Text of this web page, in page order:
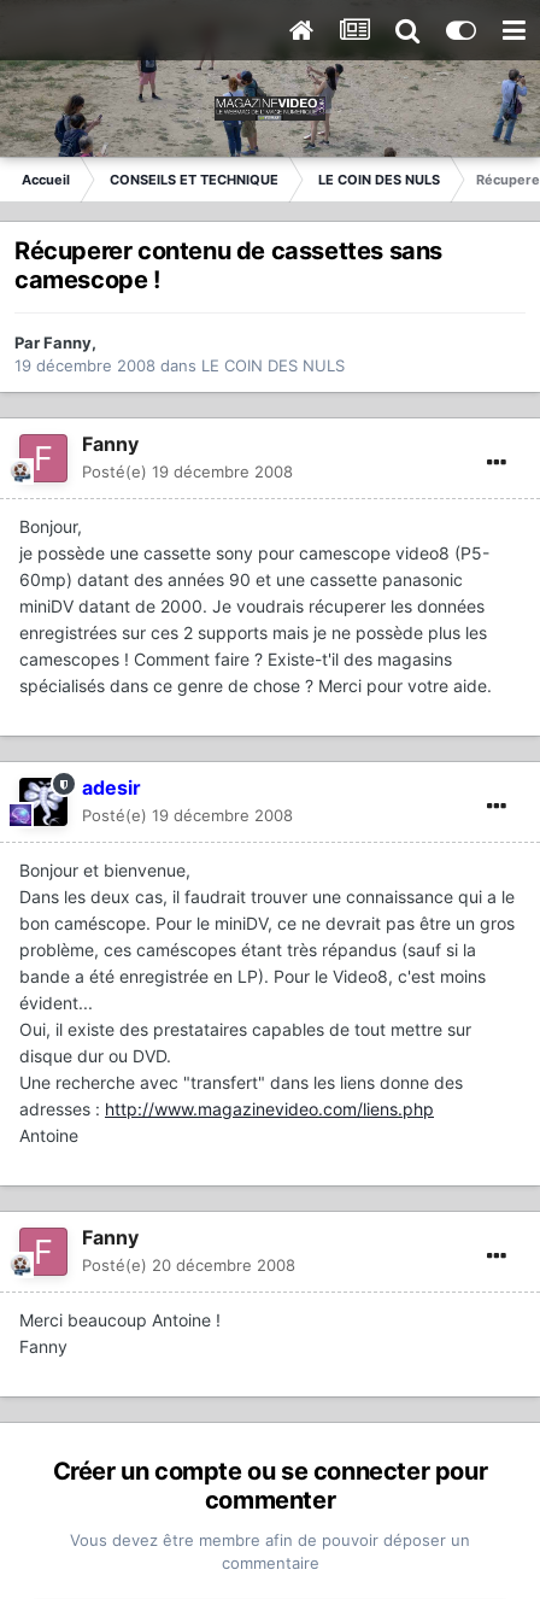
Accueil CONSEILS ET TECHNIQUE LE COIN DES NULS
Récuperer contenu de cassettes sans
camescope !
ParFanny,
19 décembre 2008 dans LE COIN DES NULS
Fanny
Posté(e) 19 décembre 2008
Bonjour,
je possède une cassette sony pour camescope video8 (P5-
60mp) datant des années 90 et une cassette panasonic
miniDV datant de 2000. Je voudrais récuperer les données
enregistrées sur ces 2 supports mais je ne possède plus les
camescopes ! Comment faire ? Existe-t'il des magasins
spécialisés dans ce genre de chose ? Merci pour votre aide.
adesir
Posté(e) 19 décembre 2008
Bonjour et bienvenue,
Dans les deux cas, il faudrait trouver une connaissance qui a le
bon caméscope. Pour le miniDV, ce ne devrait pas être un gros
problème, ces caméscopes étant très répandus (sauf si la
bande a été enregistrée en LP). Pour le Video8, c'est moins
évident...
Oui, il existe des prestataires capables de tout mettre sur
disque dur ou DVD.
Une recherche avec "transfert" dans les liens donne des
adresses : http://www.magazinevideo.com/liens.php
Antoine
Fanny
Posté(e) 20 décembre 2008
Merci beaucoup Antoine !
Fanny
Créer un compte ou se connecter pour
commenter
Vous devez être membre afin de pouvoir déposer un
commentaire